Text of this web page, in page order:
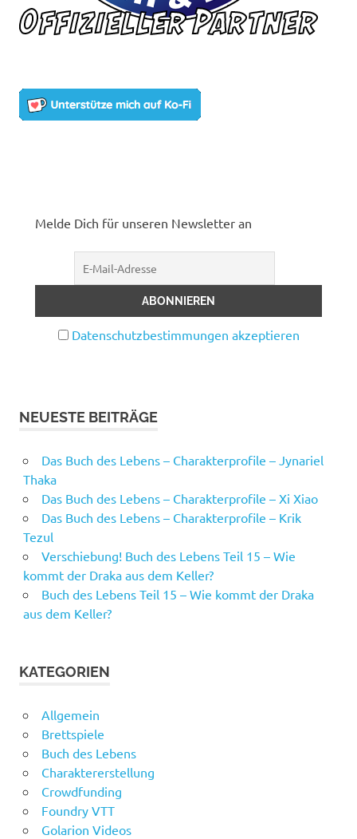
Melde Dich für unseren Newsletter an
Datenschutzbestimmungen akzeptieren
NEUESTE BEITRÄGE
Das Buch des Lebens – Charakterprofile – Jynariel
Thaka
Das Buch des Lebens – Charakterprofile – Xi Xiao
Das Buch des Lebens – Charakterprofile – Krik
Tezul
Verschiebung! Buch des Lebens Teil 15 – Wie
kommt der Draka aus dem Keller?
Buch des Lebens Teil 15 – Wie kommt der Draka
aus dem Keller?
KATEGORIEN
Allgemein
Brettspiele
Buch des Lebens
Charaktererstellung
Crowdfunding
Foundry VTT
Golarion Videos